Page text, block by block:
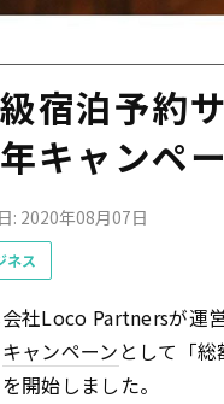
宿泊予約
キャンペ
: 2020年08月07日
ネス
社Loco Partnersが運
キャンペーン として「
開始しました。